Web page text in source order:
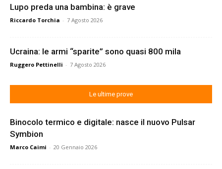
Lupo preda una bambina: è grave
Riccardo Torchia - 7 Agosto 2026
Ucraina: le armi “sparite” sono quasi 800 mila
Ruggero Pettinelli - 7 Agosto 2026
Le ultime prove
Binocolo termico e digitale: nasce il nuovo Pulsar
Symbion
Marco Caimi - 20 Gennaio 2026